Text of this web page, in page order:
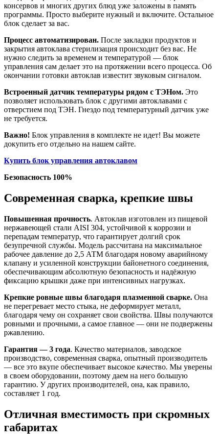
консервов и многих других блюд уже заложены в память
программы. Просто выберите нужный и включите. Остальное
блок сделает за вас.
Процесс автоматизирован. После закладки продуктов и
закрытия автоклава стерилизация происходит без вас. Не
нужно следить за временем и температурой — блок
управления сам делает это на протяжении всего процесса. Об
окончании готовки автоклав известит звуковым сигналом.
Встроенный датчик температуры рядом с ТЭНом. Это
позволяет использовать блок с другими автоклавами с
отверстием под ТЭН. Гнездо под температурный датчик уже
не требуется.
Важно! Блок управления в комплекте не идет! Вы можете
докупить его отдельно на нашем сайте.
Купить блок управления автоклавом
Безопасность 100%
Современная сварка, крепкие швы
Повышенная прочность. Автоклав изготовлен из пищевой
нержавеющей стали AISI 304, устойчивой к коррозии и
перепадам температур, что гарантирует долгий срок
безупречной службы. Модель рассчитана на максимальное
рабочее давление до 2,5 АТМ благодаря новому аварийному
клапану и усиленной конструкции байонетного соединения,
обеспечивающим абсолютную безопасность и надёжную
фиксацию крышки даже при интенсивных нагрузках.
Крепкие ровные швы благодаря плазменной сварке. Она
не перегревает место стыка, не деформирует металл,
благодаря чему он сохраняет свои свойства. Швы получаются
ровными и прочными, а самое главное — они не подвержены
ржавлению.
Гарантия — 3 года. Качество материалов, заводское
производство, современная сварка, опытный производитель
— все это вкупе обеспечивает высокое качество. Мы уверены
в своем оборудовании, поэтому даем на него большую
гарантию. У других производителей, она, как правило,
составляет 1 год.
Отличная вместимость при скромных
габаритах